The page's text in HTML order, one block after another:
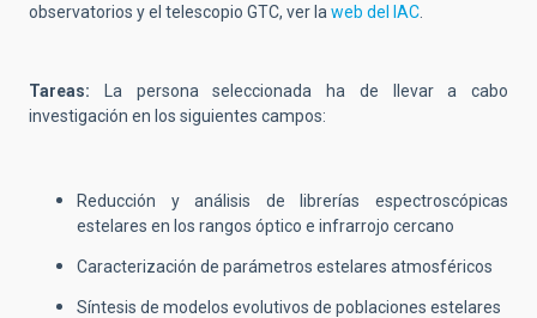
observatorios y el telescopio GTC, ver la web del IAC
Tareas: La persona seleccionada ha de llevar a cabo
investigación en los siguientes campos:
Reducción y análisis de librerías espectroscópicas
estelares en los rangos óptico e infrarrojo cercano
Caracterización de parámetros estelares atmosféricos
Síntesis de modelos evolutivos de poblaciones estelares